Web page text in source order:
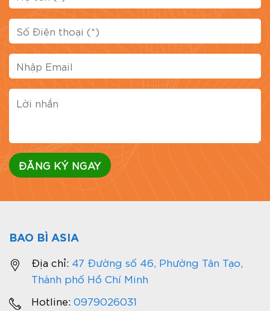
BAO BÌ ASIA
Địa chỉ: 47 Đường số 46, Phường Tân Tạo,
Thành phố Hồ Chí Minh
Hotline: 0979026031